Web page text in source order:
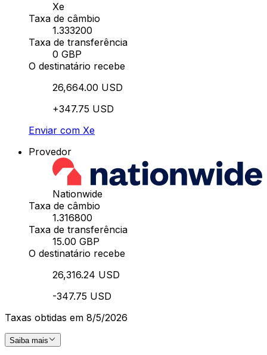
Xe
Taxa de câmbio
1.333200
Taxa de transferência
0 GBP
O destinatário recebe
26,664.00 USD
+347.75 USD
Enviar com Xe
Provedor
Nationwide
Taxa de câmbio
1.316800
Taxa de transferência
15.00 GBP
O destinatário recebe
26,316.24 USD
-347.75 USD
Taxas obtidas em 8/5/2026
Saiba mais